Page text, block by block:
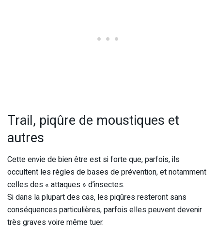
Trail, piqûre de moustiques et
autres
Cette envie de bien être est si forte que, parfois, ils
occultent les règles de bases de prévention, et notamment
celles des « attaques » d’insectes.
Si dans la plupart des cas, les piqûres resteront sans
conséquences particulières, parfois elles peuvent devenir
très graves voire même tuer.